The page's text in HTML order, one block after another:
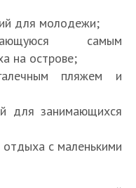
для молодежи;
самым
на острове;
пляжем и
для занимающихся
с маленькими